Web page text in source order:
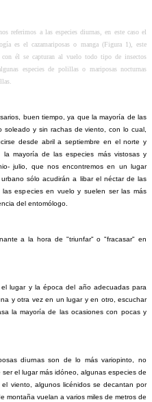
referimos a las especies diurnas, en este caso el
es el cazamariposas o manga (Figura 1), este
él se capturan al vuelo todo tipo de insectos
especies de polillas o mariposas nocturnas
buen tiempo, ya que la mayoría de las
soleado y sin rachas de viento, con lo cual,
desde abril a septiembre en el norte y
mayoría de las especies más vistosas y
julio, que nos encontremos en un lugar
sólo acudirán a libar el néctar de las
especies en vuelo y suelen ser las más
del entomólogo.
a la hora de "triunfar" o "fracasar" en
lugar y la época del año adecuadas para
y otra vez en un lugar y en otro, escuchar
la mayoría de las ocasiones con pocas y
diurnas son de lo más variopinto, no
el lugar más idóneo, algunas especies de
viento, algunos licénidos se decantan por
montaña vuelan a varios miles de metros de